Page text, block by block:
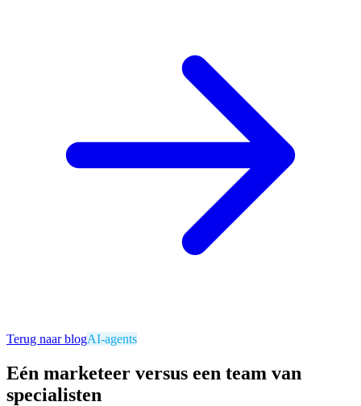
Terug naar blogAI-agents
Eén marketeer versus een team van
specialisten